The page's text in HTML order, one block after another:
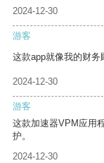
2024-12-30
游客
这款app就像我的财务
2024-12-30
游客
这款加速器VPM应用
护。
2024-12-30